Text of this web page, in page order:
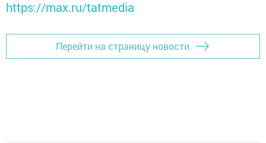
https://max.ru/tatmedia
Перейти на страницу новости